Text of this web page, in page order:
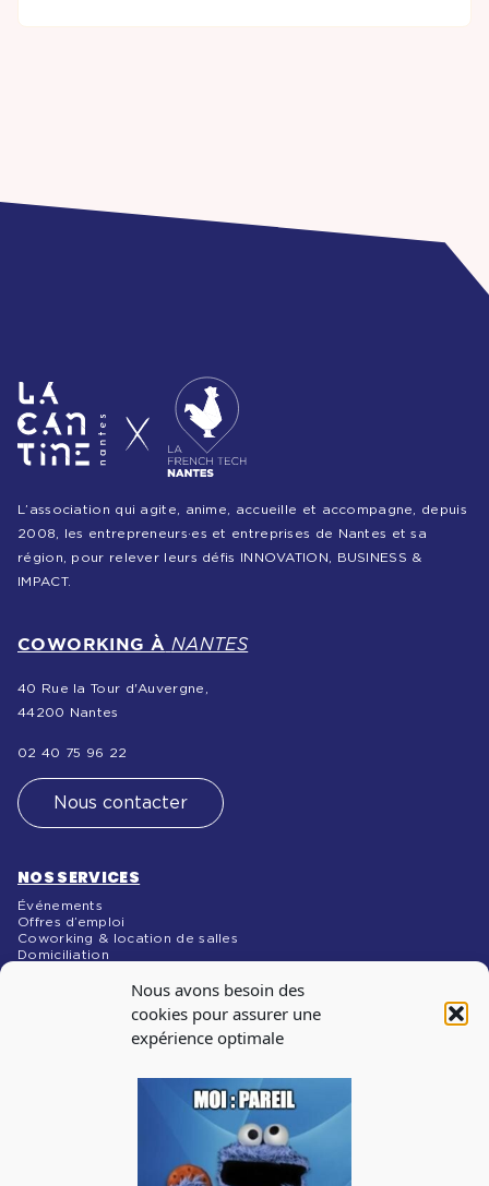
Nous avons besoin des
cookies pour assurer une
expérience optimale
L’association qui agite, anime, accueille et accompagne, depuis
2008, les entrepreneurs·es et entreprises de Nantes et sa
région, pour relever leurs défis INNOVATION, BUSINESS &
IMPACT.
COWORKING À NANTES
40 Rue la Tour d'Auvergne,
44200 Nantes
02 40 75 96 22
Nous contacter
NOS SERVICES
Événements
Offres d’emploi
Coworking & location de salles
Domiciliation
Abonnez-vous à notre newsletter pour recevoir les infos
sur les évènements, les offres d’emploi